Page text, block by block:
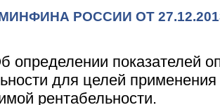
РОССИИ ОТ 27.12.2013
определении показателей
для целей
рентабельности.